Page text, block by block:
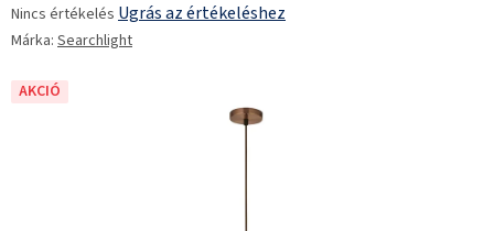
termék
átlagos
5-
Nincs értékelés Ugrás az értékeléshez
Márka: Searchlight
AKCIÓ